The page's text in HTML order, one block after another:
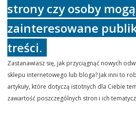
strony czy osoby
zainteresowane
treści.
Zastanawiasz się, jak przyciągnąć nowych
sklepu internetowego lub bloga? Jak inni to
artykuły, które dotyczą istotnych dla Ciebie
zawartość poszczególnych stron i ich